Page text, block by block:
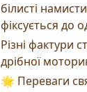
білисті
фіксується до
Різні фактури
дрібної
🌟 Переваги